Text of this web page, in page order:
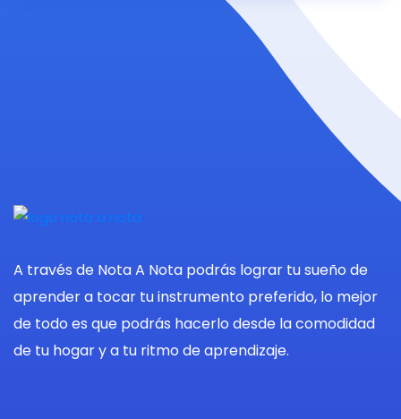
A través de Nota A Nota podrás lograr tu sueño de
aprender a tocar tu instrumento preferido, lo mejor
de todo es que podrás hacerlo desde la comodidad
de tu hogar y a tu ritmo de aprendizaje.